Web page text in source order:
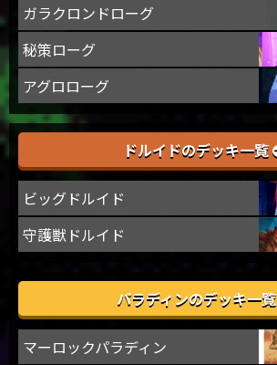
ガラクロンドローグ
秘策ローグ
アグロローグ
ドルイドのデッキ一覧
ビッグドルイド
守護獣ドルイド
パラディンのデッキ一覧
マーロックパラディン